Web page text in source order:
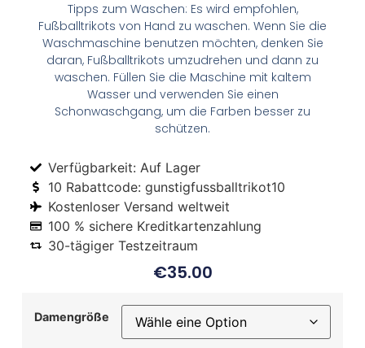
Tipps zum Waschen: Es wird empfohlen,
Fußballtrikots von Hand zu waschen. Wenn Sie die
Waschmaschine benutzen möchten, denken Sie
daran, Fußballtrikots umzudrehen und dann zu
waschen. Füllen Sie die Maschine mit kaltem
Wasser und verwenden Sie einen
Schonwaschgang, um die Farben besser zu
schützen.
Verfügbarkeit: Auf Lager
10 Rabattcode: gunstigfussballtrikot10
Kostenloser Versand weltweit
100 % sichere Kreditkartenzahlung
30-tägiger Testzeitraum
€35.00
Damengröße